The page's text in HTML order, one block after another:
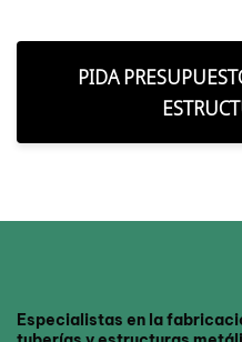
PIDA
Especialistas en la